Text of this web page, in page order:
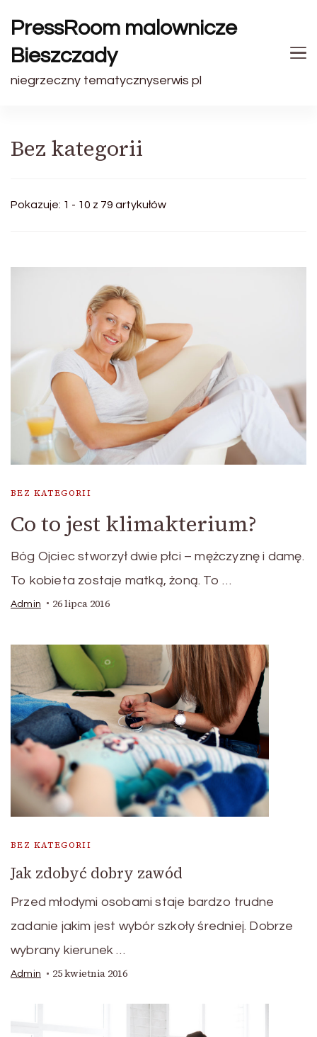
PressRoom malownicze
Bieszczady
niegrzeczny tematycznyserwis pl
Bez kategorii
Pokazuje: 1 - 10 z 79 artykułów
BEZ KATEGORII
Co to jest klimakterium?
Bóg Ojciec stworzył dwie płci – mężczyznę i damę.
To kobieta zostaje matką, żoną. To …
Admin 26 lipca 2016
BEZ KATEGORII
Jak zdobyć dobry zawód
Przed młodymi osobami staje bardzo trudne
zadanie jakim jest wybór szkoły średniej. Dobrze
wybrany kierunek …
Admin 25 kwietnia 2016